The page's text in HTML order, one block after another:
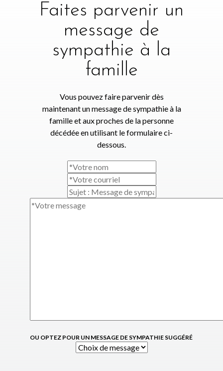
Faites parvenir un
message de
sympathie à la
famille
Vous pouvez faire parvenir dès
maintenant un message de sympathie à la
famille et aux proches de la personne
décédée en utilisant le formulaire ci-
dessous.
OU OPTEZ POUR UN MESSAGE DE SYMPATHIE SUGGÉRÉ